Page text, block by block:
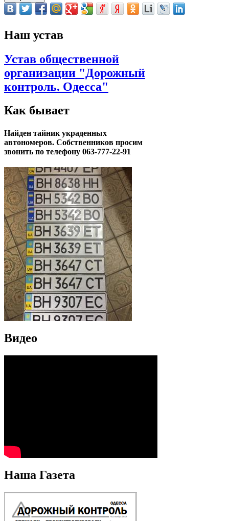
Наш устав
Устав общественной
организации "Дорожный
контроль. Одесса"
Как бывает
Найден тайник украденных
автономеров. Собственников просим
звонить по телефону 063-777-22-91
Видео
Наша Газета